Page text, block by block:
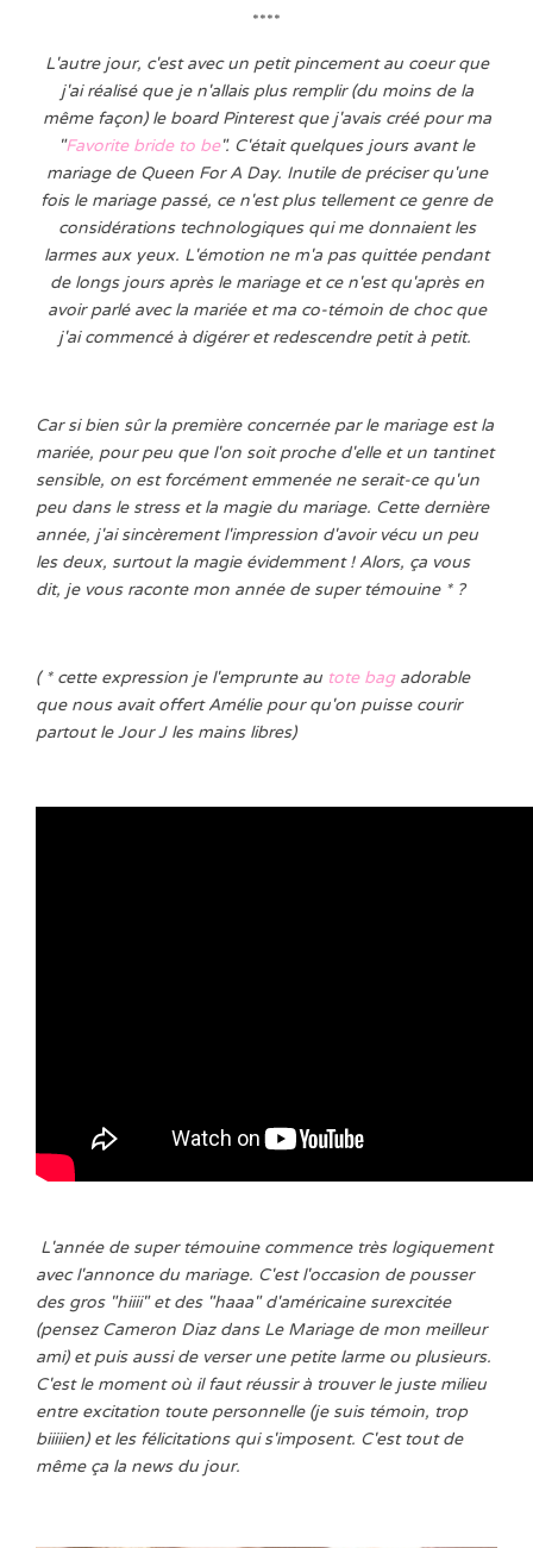
****
L'autre jour, c'est avec un petit pincement au coeur que
j'ai réalisé que je n'allais plus remplir (du moins de la
même façon) le board Pinterest que j'avais créé pour ma
"Favorite bride to be". C'était quelques jours avant le
mariage de Queen For A Day. Inutile de préciser qu'une
fois le mariage passé, ce n'est plus tellement ce genre de
considérations technologiques qui me donnaient les
larmes aux yeux. L'émotion ne m'a pas quittée pendant
de longs jours après le mariage et ce n'est qu'après en
avoir parlé avec la mariée et ma co-témoin de choc que
j'ai commencé à digérer et redescendre petit à petit.
Car si bien sûr la première concernée par le mariage est la
mariée, pour peu que l'on soit proche d'elle et un tantinet
sensible, on est forcément emmenée ne serait-ce qu'un
peu dans le stress et la magie du mariage. Cette dernière
année, j'ai sincèrement l'impression d'avoir vécu un peu
les deux, surtout la magie évidemment ! Alors, ça vous
dit, je vous raconte mon année de super témouine * ?
( * cette expression je l'emprunte au tote bag adorable
que nous avait offert Amélie pour qu'on puisse courir
partout le Jour J les mains libres)
L'année de super témouine commence très logiquement
avec l'annonce du mariage. C'est l'occasion de pousser
des gros "hiiii" et des "haaa" d'américaine surexcitée
(pensez Cameron Diaz dans Le Mariage de mon meilleur
ami) et puis aussi de verser une petite larme ou plusieurs.
C'est le moment où il faut réussir à trouver le juste milieu
entre excitation toute personnelle (je suis témoin, trop
biiiiien) et les félicitations qui s'imposent. C'est tout de
même ça la news du jour.